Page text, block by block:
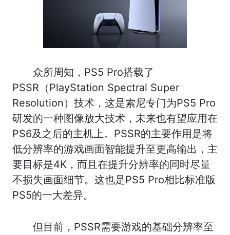
众所周知，PS5 Pro搭载了
PSSR（PlayStation Spectral Super
Resolution）技术，这是索尼专门为PS5 Pro
研发的一种图像放大技术，未来也有望应用在
PS6及之后的主机上。PSSR的主要作用是将
低分辨率的游戏画面智能提升至更高输出，主
要目标是4K，而且在提升分辨率的同时尽量
不损失画面细节。这也是PS5 Pro相比标准版
PS5的一大差异。
但目前，PSSR需要游戏的基础分辨率至